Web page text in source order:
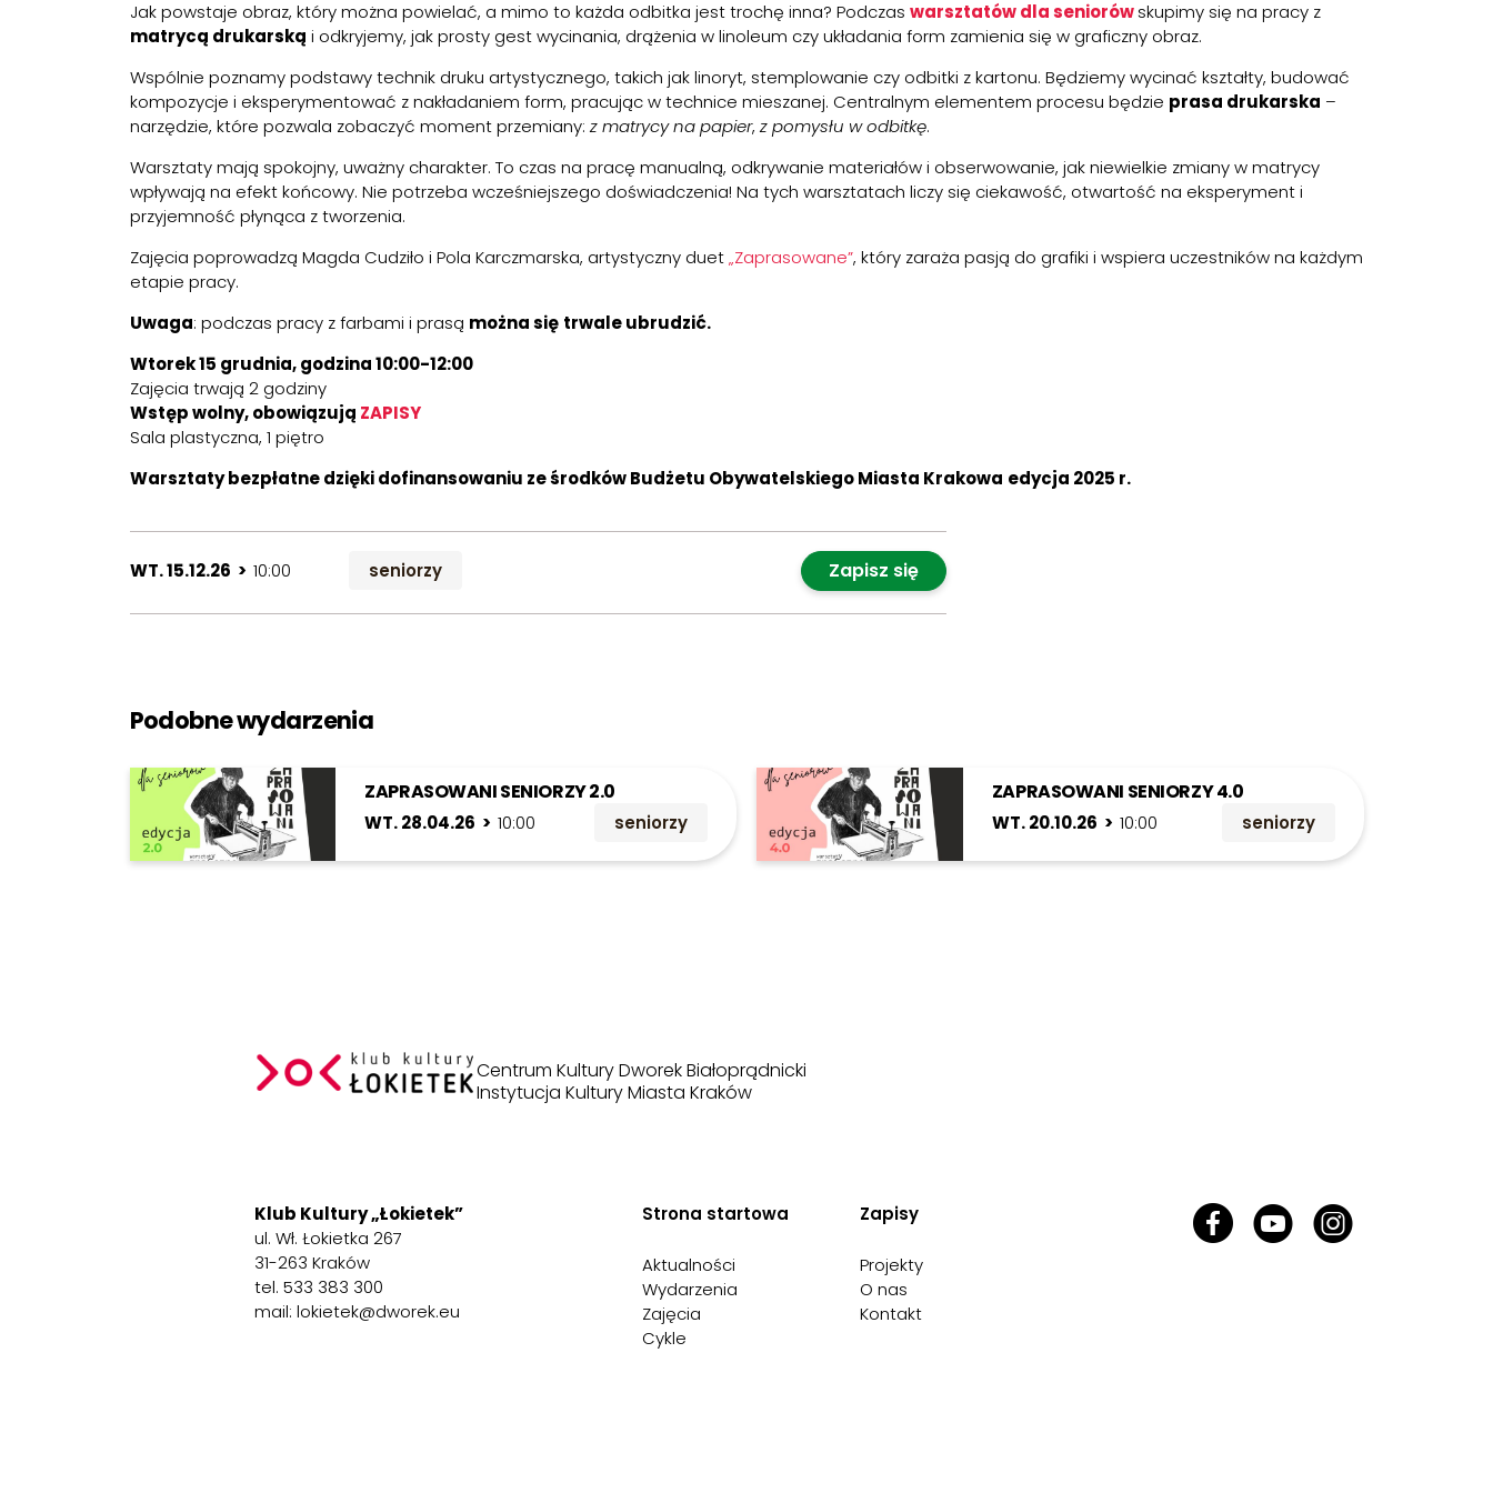
Jak powstaje obraz, który można powielać, a mimo to każda odbitka jest trochę inna? Podczas warsztatów dla seniorów skupimy się na pracy z
matrycą drukarską i odkryjemy, jak prosty gest wycinania, drążenia w linoleum czy układania form zamienia się w graficzny obraz.
Wspólnie poznamy podstawy technik druku artystycznego, takich jak linoryt, stemplowanie czy odbitki z kartonu. Będziemy wycinać kształty, budować
kompozycje i eksperymentować z nakładaniem form, pracując w technice mieszanej. Centralnym elementem procesu będzie prasa drukarska –
narzędzie, które pozwala zobaczyć moment przemiany:z matrycy na papier,z pomysłu w odbitkę.
Warsztaty mają spokojny, uważny charakter. To czas na pracę manualną, odkrywanie materiałów i obserwowanie, jak niewielkie zmiany w matrycy
wpływają na efekt końcowy. Nie potrzeba wcześniejszego doświadczenia! Na tych warsztatach liczy się ciekawość, otwartość na eksperyment i
przyjemność płynąca z tworzenia.
Zajęcia poprowadzą Magda Cudziło i Pola Karczmarska, artystyczny duet„Zaprasowane”, który zaraża pasją do grafiki i wspiera uczestników na każdym
etapie pracy.
Uwaga: podczas pracy z farbami i prasą można się trwale ubrudzić.
Wtorek 15 grudnia, godzina 10:00-12:00
Zajęcia trwają 2 godziny
Wstęp wolny, obowiązują ZAPISY
Sala plastyczna, 1 piętro
Warsztaty bezpłatne dzięki dofinansowaniu ze środków Budżetu Obywatelskiego Miasta Krakowa edycja 2025 r.
WT. 15.12.26 > 10:00 seniorzy Zapisz się
Podobne wydarzenia
ZAPRASOWANI SENIORZY 2.0
WT. 28.04.26 >10:00 seniorzy
ZAPRASOWANI SENIORZY 4.0
WT. 20.10.26 > 10:00 seniorzy
Centrum Kultury Dworek Białoprądnicki
Instytucja Kultury Miasta Kraków
Klub Kultury „Łokietek”
ul. Wł. Łokietka 267
31-263 Kraków
tel. 533 383 300
mail: lokietek@dworek.eu
Strona startowa
Aktualności
Wydarzenia
Zajęcia
Cykle
Zapisy
Projekty
O nas
Kontakt